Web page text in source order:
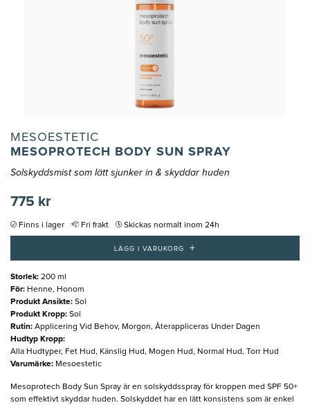
MESOESTETIC
MESOPROTECH BODY SUN SPRAY
Solskyddsmist som lätt sjunker in & skyddar huden
775 kr
Finns i lager Fri frakt Skickas normalt inom 24h
LÄGG I VARUKORG +
Storlek: 200 ml
För: Henne, Honom
Produkt Ansikte: Sol
Produkt Kropp: Sol
Rutin: Applicering Vid Behov, Morgon, Återappliceras Under Dagen
Hudtyp Kropp:
Alla Hudtyper, Fet Hud, Känslig Hud, Mogen Hud, Normal Hud, Torr Hud
Varumärke: Mesoestetic
Mesoprotech Body Sun Spray är en solskyddsspray för kroppen med SPF 50+
som effektivt skyddar huden. Solskyddet har en lätt konsistens som är enkel